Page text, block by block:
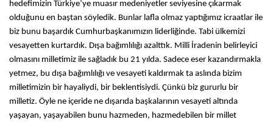
hedefimizin Türkiye’ye muasır medeniyetler seviyesine çıkarmak
olduğunu en baştan söyledik. Bunlar lafla olmaz yaptığımız icraatlar ile
biz bunu başardık Cumhurbaşkanımızın liderliğinde. Tabi ülkemizi
vesayetten kurtardık. Dışa bağımlılığı azalttık. Milli İradenin belirleyici
olmasını milletimiz ile sağladık bu 21 yılda. Sadece eser kazandırmakla
yetmez, bu dışa bağımlılığı ve vesayeti kaldırmak ta aslında bizim
milletimizin bir hayaliydi, bir beklentisiydi. Çünkü biz gururlu bir
milletiz. Öyle ne içeride ne dışarıda başkalarının vesayeti altında
yaşayan, yaşayabilen bunu hazmeden, hazmedebilen bir millet